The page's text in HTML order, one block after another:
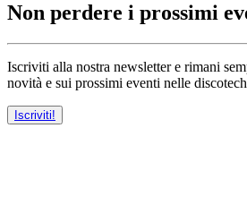
Non perdere i prossimi
Iscriviti alla nostra newsletter e rimani
novità e sui prossimi eventi nelle
Iscriviti!